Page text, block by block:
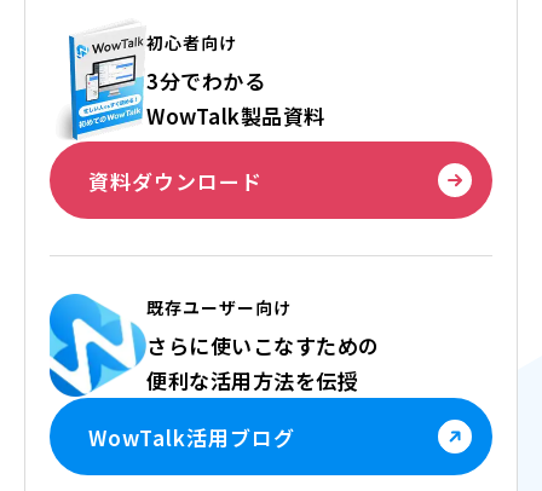
初心者向け
3分でわかる
WowTalk製品資料
資料ダウンロード
既存ユーザー向け
さらに使いこなすための
便利な活用方法を伝授
WowTalk活用ブログ